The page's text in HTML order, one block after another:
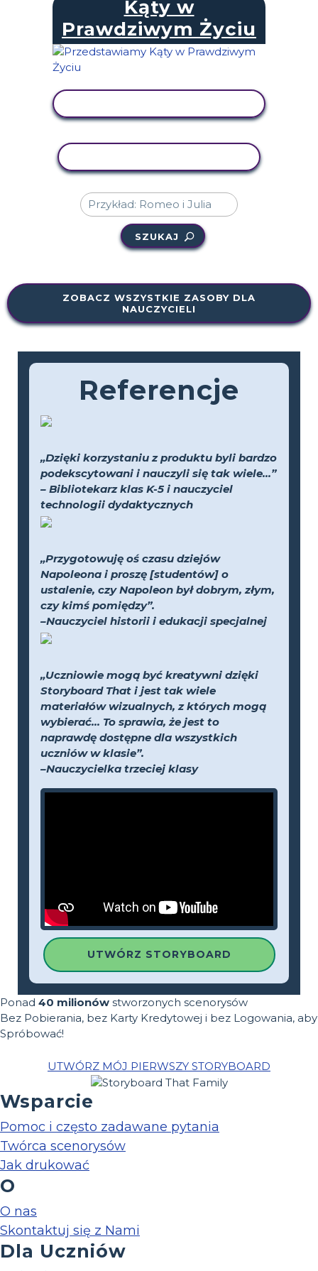
Kąty w
Prawdziwym Życiu
SZUKAJ
ZOBACZ WSZYSTKIE ZASOBY DLA
NAUCZYCIELI
Referencje
„Dzięki korzystaniu z produktu byli bardzo
podekscytowani i nauczyli się tak wiele...”
– Bibliotekarz klas K-5 i nauczyciel
technologii dydaktycznych
„Przygotowuję oś czasu dziejów
Napoleona i proszę [studentów] o
ustalenie, czy Napoleon był dobrym, złym,
czy kimś pomiędzy”.
–Nauczyciel historii i edukacji specjalnej
„Uczniowie mogą być kreatywni dzięki
Storyboard That i jest tak wiele
materiałów wizualnych, z których mogą
wybierać... To sprawia, że jest to
naprawdę dostępne dla wszystkich
uczniów w klasie”.
–Nauczycielka trzeciej klasy
UTWÓRZ STORYBOARD
Ponad 40 milionów stworzonych scenorysów
Bez Pobierania, bez Karty Kredytowej i bez Logowania, aby
Spróbować!
UTWÓRZ MÓJ PIERWSZY STORYBOARD
Wsparcie
Pomoc i często zadawane pytania
Twórca scenorysów
Jak drukować
O
O nas
Skontaktuj się z Nami
Dla Uczniów